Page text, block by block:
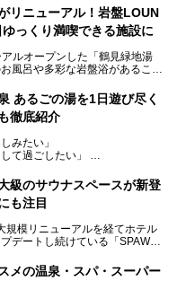
経て誕生した本施設は、温泉・
ス・ラウンジ・レストランなど
”のイメージをさらに進化させ
参加し、館内のこだわりポイン
や160cmの深水風呂、没入感の
の台数を誇る最新AIフィットネ
の館内を詳しくご紹介します。
リニューアル！岩盤LOUN
っくり満喫できる施設に
ルオープンした「鶴見緑地湯
風呂や多彩な岩盤浴があること
してパワーアップしています。
たに登場した瞑想サウナをはじ
常の疲れを癒やしたい方はもち
たい方にもぴったりの内容とな
アル後の注目ポイントを詳しく
緑地湯元水春」に訪れる方や、
あるごの湯を1日遊び尽く
徹底紹介
みたい」
て過ごしたい」
ごの湯」です。
にある日帰り温浴施設で、阪急
心に、発汗・リラックス・漫画
滞在型の施設なので、一日中ゆ
スも毎日行われており、“とと
るのもポイントです。
級のサウナスペースが新登
も注目
規模リニューアルを経てホテル
デートし続けている「SPAWO
11月15日（土）に、新たな浴
大規模サウナを携えてリニュー
・6Fそれぞれにリニューアル
メの温泉・スパ・スーパー